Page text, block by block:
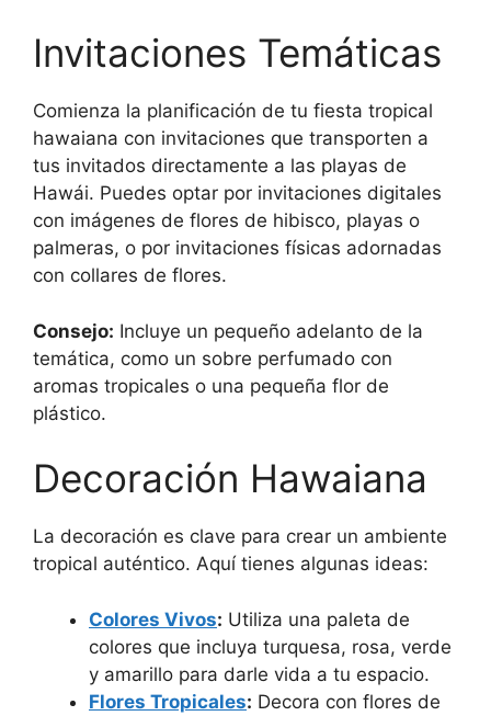
Invitaciones Temáticas
Comienza la planificación de tu fiesta tropical
hawaiana con invitaciones que transporten a
tus invitados directamente a las playas de
Hawái. Puedes optar por invitaciones digitales
con imágenes de flores de hibisco, playas o
palmeras, o por invitaciones físicas adornadas
con collares de flores.
Consejo: Incluye un pequeño adelanto de la
temática, como un sobre perfumado con
aromas tropicales o una pequeña flor de
plástico.
Decoración Hawaiana
La decoración es clave para crear un ambiente
tropical auténtico. Aquí tienes algunas ideas:
Colores Vivos: Utiliza una paleta de
colores que incluya turquesa, rosa, verde
y amarillo para darle vida a tu espacio.
Flores Tropicales: Decora con flores de